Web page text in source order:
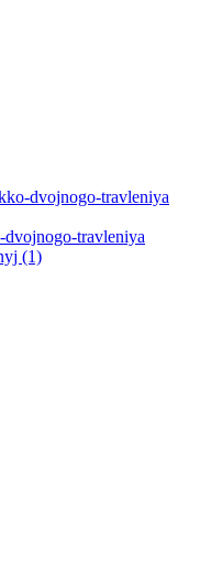
dvojnogo-travleniya
travleniya
(1)